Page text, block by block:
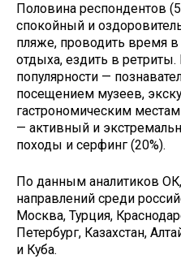
Половина респондентов
спокойный и
пляже, проводить время
отдыха, ездить в
популярности —
посещением музеев,
гастрономическим
— активный и
походы и серфинг (20%).
По данным аналитиков ОК,
направлений среди
Москва, Турция,
Петербург, Казахстан,
и Куба.